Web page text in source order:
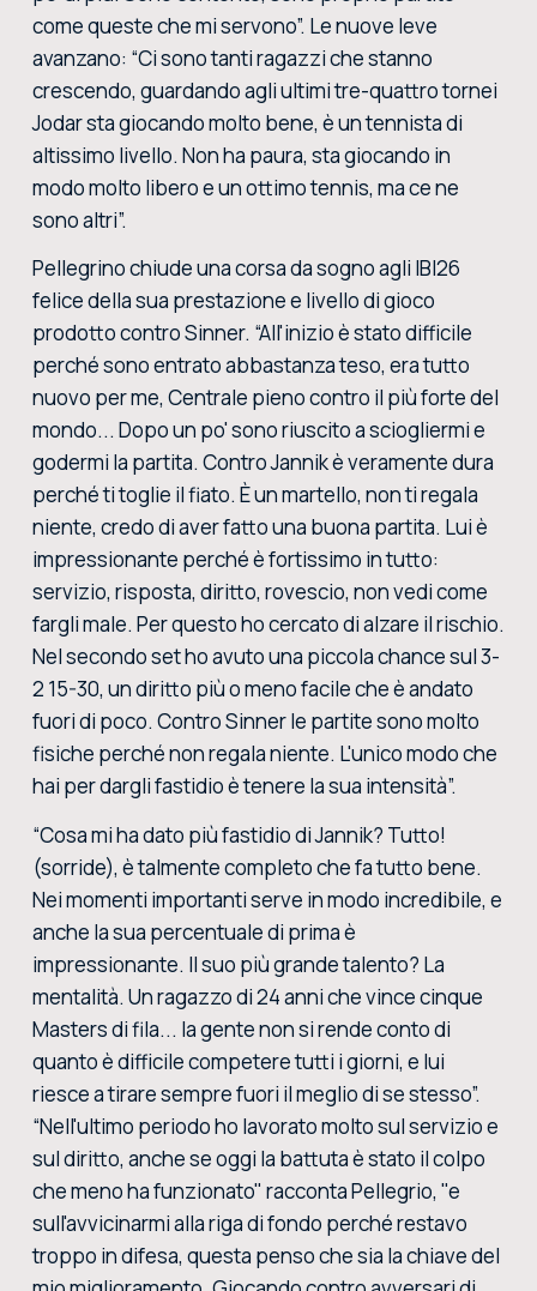
come queste che mi servono”. Le nuove leve
avanzano: “Ci sono tanti ragazzi che stanno
crescendo, guardando agli ultimi tre-quattro tornei
Jodar sta giocando molto bene, è un tennista di
altissimo livello. Non ha paura, sta giocando in
modo molto libero e un ottimo tennis, ma ce ne
sono altri”.
Pellegrino chiude una corsa da sogno agli IBI26
felice della sua prestazione e livello di gioco
prodotto contro Sinner. “All'inizio è stato difficile
perché sono entrato abbastanza teso, era tutto
nuovo per me, Centrale pieno contro il più forte del
mondo... Dopo un po' sono riuscito a sciogliermi e
godermi la partita. Contro Jannik è veramente dura
perché ti toglie il fiato. È un martello, non ti regala
niente, credo di aver fatto una buona partita. Lui è
impressionante perché è fortissimo in tutto:
servizio, risposta, diritto, rovescio, non vedi come
fargli male. Per questo ho cercato di alzare il rischio.
Nel secondo set ho avuto una piccola chance sul 3-
2 15-30, un diritto più o meno facile che è andato
fuori di poco. Contro Sinner le partite sono molto
fisiche perché non regala niente. L'unico modo che
hai per dargli fastidio è tenere la sua intensità”.
“Cosa mi ha dato più fastidio di Jannik? Tutto!
(sorride), è talmente completo che fa tutto bene.
Nei momenti importanti serve in modo incredibile, e
anche la sua percentuale di prima è
impressionante. Il suo più grande talento? La
mentalità. Un ragazzo di 24 anni che vince cinque
Masters di fila... la gente non si rende conto di
quanto è difficile competere tutti i giorni, e lui
riesce a tirare sempre fuori il meglio di se stesso”.
“Nell'ultimo periodo ho lavorato molto sul servizio e
sul diritto, anche se oggi la battuta è stato il colpo
che meno ha funzionato" racconta Pellegrio, "e
sull'avvicinarmi alla riga di fondo perché restavo
troppo in difesa, questa penso che sia la chiave del